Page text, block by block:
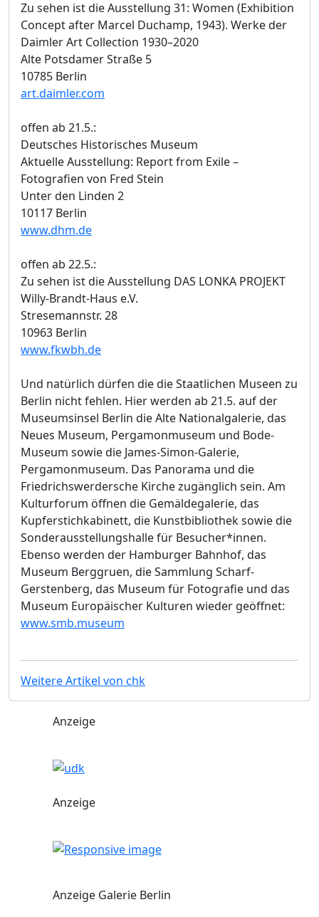
Zu sehen ist die Ausstellung 31: Women (Exhibition
Concept after Marcel Duchamp, 1943). Werke der
Daimler Art Collection 1930–2020
Alte Potsdamer Straße 5
10785 Berlin
art.daimler.com
offen ab 21.5.:
Deutsches Historisches Museum
Aktuelle Ausstellung: Report from Exile –
Fotografien von Fred Stein
Unter den Linden 2
10117 Berlin
www.dhm.de
offen ab 22.5.:
Zu sehen ist die Ausstellung DAS LONKA PROJEKT
Willy-Brandt-Haus e.V.
Stresemannstr. 28
10963 Berlin
www.fkwbh.de
Und natürlich dürfen die die Staatlichen Museen zu
Berlin nicht fehlen. Hier werden ab 21.5. auf der
Museumsinsel Berlin die Alte Nationalgalerie, das
Neues Museum, Pergamonmuseum und Bode-
Museum sowie die James-Simon-Galerie,
Pergamonmuseum. Das Panorama und die
Friedrichswerdersche Kirche zugänglich sein. Am
Kulturforum öffnen die Gemäldegalerie, das
Kupferstichkabinett, die Kunstbibliothek sowie die
Sonderausstellungshalle für Besucher*innen.
Ebenso werden der Hamburger Bahnhof, das
Museum Berggruen, die Sammlung Scharf-
Gerstenberg, das Museum für Fotografie und das
Museum Europäischer Kulturen wieder geöffnet:
www.smb.museum
Weitere Artikel von chk
Anzeige
Anzeige
Anzeige Galerie Berlin